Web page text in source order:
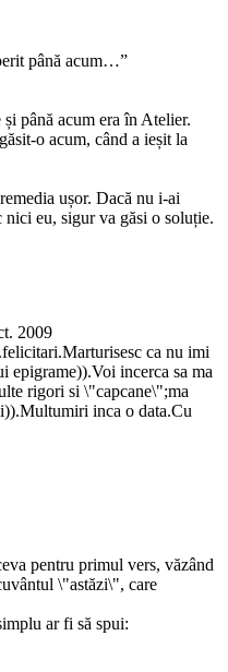
până acum…”
până acum era în Atelier.
o acum, când a ieșit la
ușor. Dacă nu i-ai
nici eu, sigur va găsi o soluție.
2009
ca nu imi
epigrame)).Voi incerca sa ma
rigori si \"capcane\";ma
inca o data.Cu
pentru primul vers, văzând
\"astăzi\", care
ar fi să spui: